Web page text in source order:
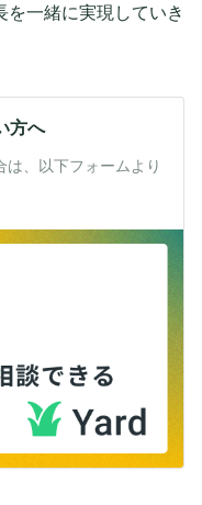
を一緒に実現していき
方へ
、以下フォームより